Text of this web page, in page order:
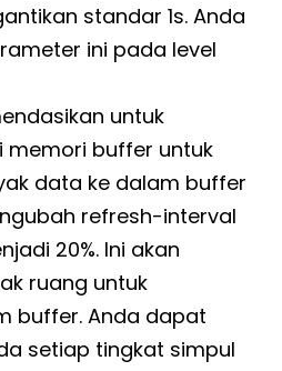
standar 1s. Anda
ini pada level
untuk
memori buffer untuk
data ke dalam buffer
refresh-interval
20%. Ini akan
ruang untuk
buffer. Anda dapat
setiap tingkat simpul